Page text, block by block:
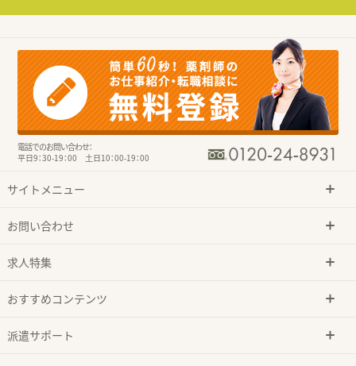
電話でのお問い合わせ：
平日9：30-19：00 土日10：00-19：00
サイトメニュー
お問い合わせ
求人特集
おすすめコンテンツ
派遣サポート